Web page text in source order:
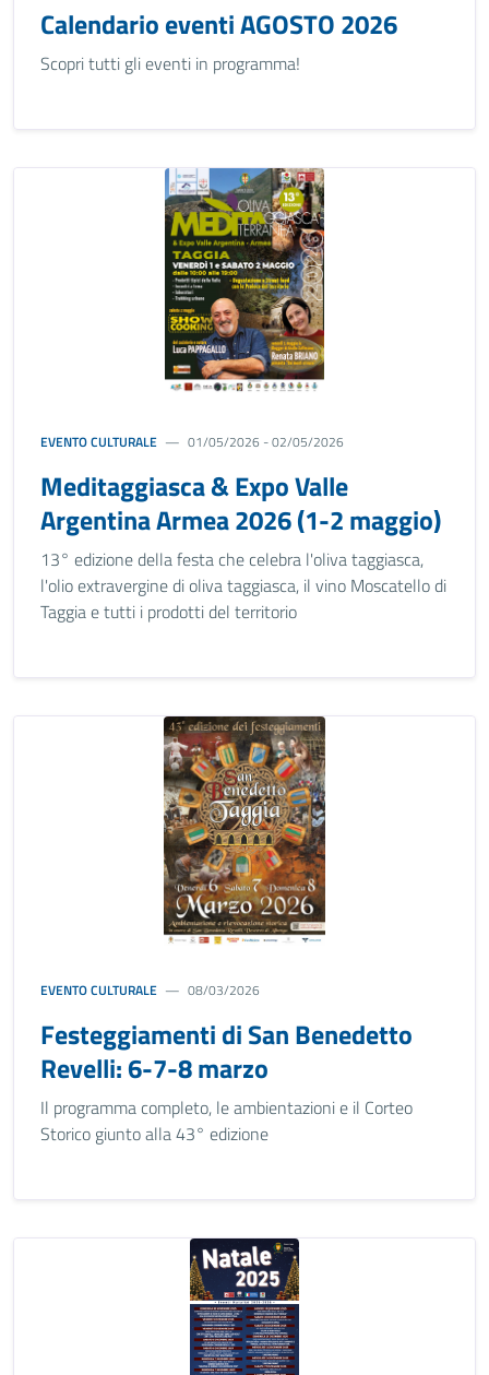
Calendario eventi AGOSTO 2026
Scopri tutti gli eventi in programma!
EVENTO CULTURALE 01/05/2026 - 02/05/2026
Meditaggiasca & Expo Valle
Argentina Armea 2026 (1-2 maggio)
13° edizione della festa che celebra l'oliva taggiasca,
l'olio extravergine di oliva taggiasca, il vino Moscatello di
Taggia e tutti i prodotti del territorio
EVENTO CULTURALE 08/03/2026
Festeggiamenti di San Benedetto
Revelli: 6-7-8 marzo
Il programma completo, le ambientazioni e il Corteo
Storico giunto alla 43° edizione